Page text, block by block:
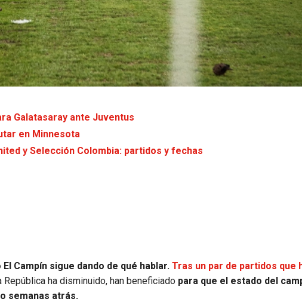
Galatasaray ante Juventus
en Minnesota
y Selección Colombia: partidos y fechas
Campín sigue dando de qué hablar. Tras un par de partidos que
ha disminuido, han beneficiado para que el estado del
semanas atrás.